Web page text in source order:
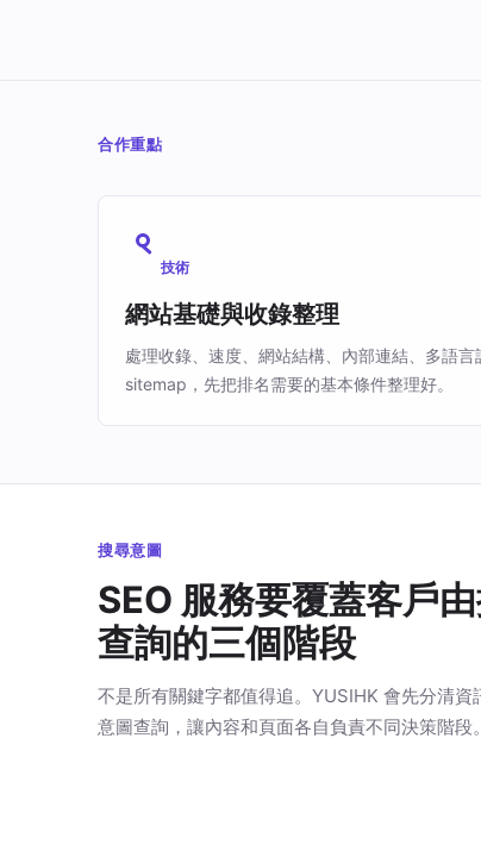
合作重點
技術
網站基礎與收錄整理
處理收錄、速度、網站結構、內部連結、多語言
sitemap，先把排名需要的基本條件整理好。
搜尋意圖
SEO 服務要覆蓋客戶
查詢的三個階段
不是所有關鍵字都值得追。YUSIHK 會先分清資
意圖查詢，讓內容和頁面各自負責不同決策階段。